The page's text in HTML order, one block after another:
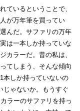
ているということで、
が万年筆を買ってい
んだ。サファリの万年
は一本しか持っていな
カラーだ。昔の私は、
てしまう、そんな傾向
本しか持っていないの
じゃないか。もうすぐ
ラーのサファリを持っ